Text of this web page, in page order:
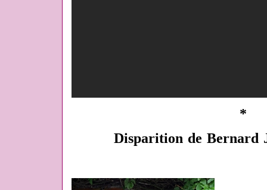
*
Disparition de Bernard